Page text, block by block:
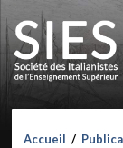
Accueil /